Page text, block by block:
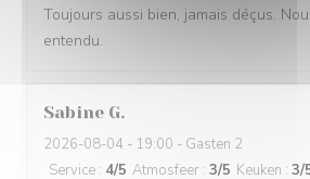
Toujours aussi bien, jamais déçus.
entendu.
Sabine G
2026-08-04 - 19:00 - Gasten 2
Service : 4/5 Atmosfeer : 3/5 Keuken : 3/